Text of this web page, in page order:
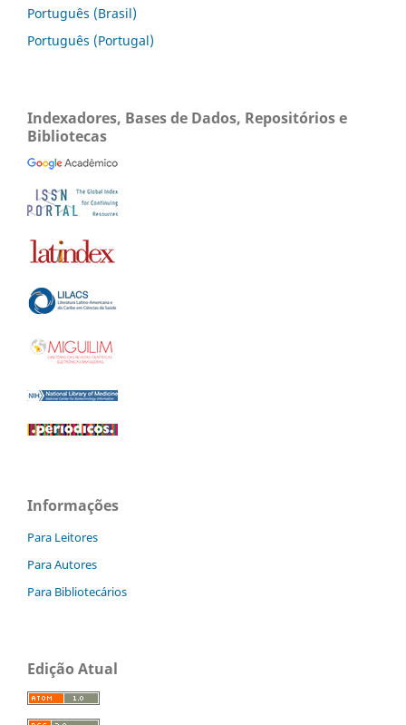
Português (Brasil)
Português (Portugal)
Indexadores, Bases de Dados, Repositórios e
Bibliotecas
Informações
Para Leitores
Para Autores
Para Bibliotecários
Edição Atual